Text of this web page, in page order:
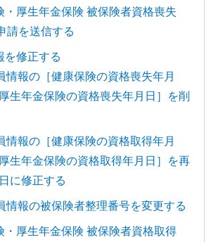
・厚生年金保険 被保険者資格喪失
請を送信する
を修正する
情報の［健康保険の資格喪失年月
生年金保険の資格喪失年月日］を削
情報の［健康保険の資格取得年月
生年金保険の資格取得年月日］を再
に修正する
情報の被保険者整理番号を変更する
・厚生年金保険 被保険者資格取得